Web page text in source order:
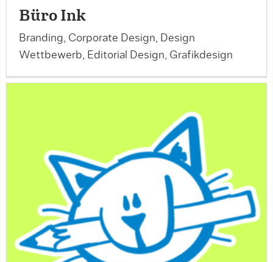
Büro Ink
Branding, Corporate Design, Design
Wettbewerb, Editorial Design, Grafikdesign